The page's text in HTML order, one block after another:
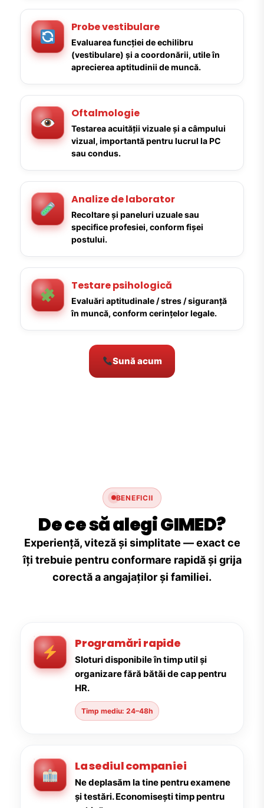
Probe vestibulare
Evaluarea funcției de echilibru
(vestibulare) și a coordonării, utile în
aprecierea aptitudinii de muncă.
Oftalmologie
Testarea acuității vizuale și a câmpului
vizual, importantă pentru lucrul la PC
sau condus.
Analize de laborator
Recoltare și paneluri uzuale sau
specifice profesiei, conform fișei
postului.
Testare psihologică
Evaluări aptitudinale / stres / siguranță
în muncă, conform cerințelor legale.
Sună acum
BENEFICII
De ce să alegi GIMED?
Experiență, viteză și simplitate — exact ce
îți trebuie pentru conformare rapidă și grija
corectă a angajaților și familiei.
Programări rapide
Sloturi disponibile în timp util și
organizare fără bătăi de cap pentru
HR.
Timp mediu: 24–48h
La sediul companiei
Ne deplasăm la tine pentru examene
și testări. Economisești timp pentru